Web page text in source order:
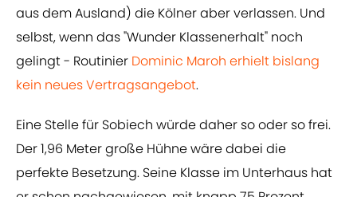
aus dem Ausland) die Kölner aber verlassen. Und
selbst, wenn das "Wunder Klassenerhalt" noch
gelingt - Routinier ​Dominic Maroh erhielt bislang
kein neues Vertragsangebot.
Eine Stelle für Sobiech würde daher so oder so frei.
Der 1,96 Meter große Hühne wäre dabei die
perfekte Besetzung. Seine Klasse im Unterhaus hat